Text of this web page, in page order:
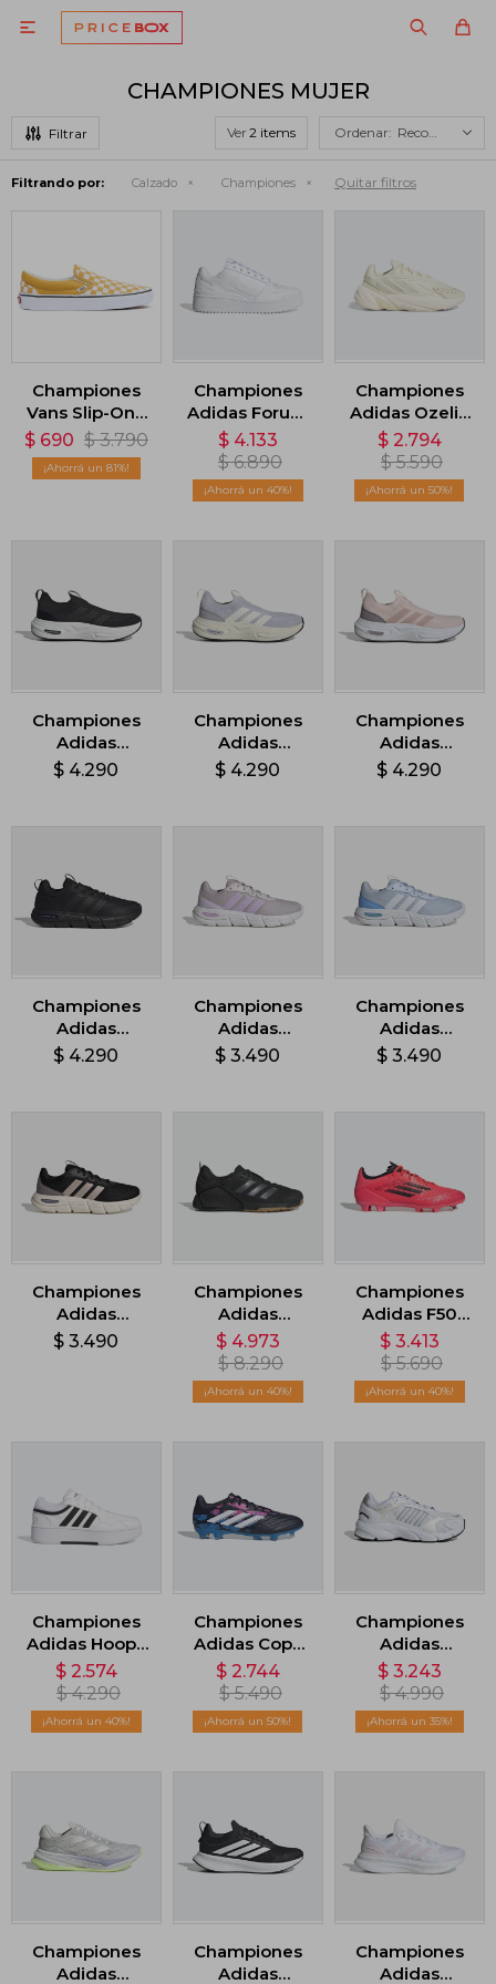

CHAMPIONES MUJER
Ver Recomendados
Filtrando por: Calzado Championes Quitar filtros
Championes
Vans Slip-On -
Amarillo
$ 690 $ 3.790
81
Championes
Adidas Forum
Bold - Blanco
$ 4.133
$ 6.890
40
Championes
Adidas Ozelia
- Rosa
$ 2.794
$ 5.590
50
Championes
Adidas
CloudFoam -
$ 4.290
Championes
Adidas
Cloudfoam
$ 4.290
Championes
Adidas
Cloudfoam
$ 4.290
Championes
Adidas
Cloudfoam
$ 4.290
Championes
Adidas
Cloudfoam
$ 3.490
Championes
Adidas
Cloudfoam
$ 3.490
Championes
Adidas
Cloudfoam
$ 3.490
Championes
Adidas
Dropset 3 -
Negro
$ 4.973
$ 8.290
40
Championes
Adidas F50
League -
Rosado
$ 3.413
$ 5.690
40
Championes
Adidas Hoops
3.0 Bold -
Blanco
$ 2.574
$ 4.290
40
Championes
Adidas Copa
Pure 2 League
Terreno Firme
- Multicolor
$ 2.744
$ 5.490
50
Championes
Adidas
Crazychaos
2000 - Blanco
$ 3.243
$ 4.990
35
Championes
Adidas
Championes
Adidas
Championes
Adidas